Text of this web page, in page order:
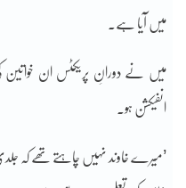
میں آیا ہے۔
میں نے دورانِ پریکٹس ان خواتین
انفیکشن ہو۔
’میرے خاوند نہیں چاہتے تھے کہ جلدی